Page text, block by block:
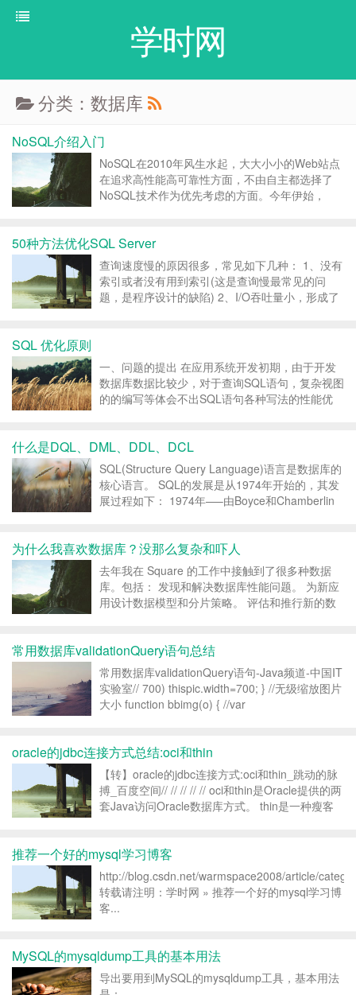
学时网
分类：数据库
NoSQL介绍入门
NoSQL在2010年风生水起，大大小小的Web站点
在追求高性能高可靠性方面，不由自主都选择了
NoSQL技术作为优先考虑的方面。今年伊始，
幸能受邀在InfoQ开辟这样一个关于NoSQ...
50种方法优化SQL Server
查询速度慢的原因很多，常见如下几种： 1、没有
索引或者没有用到索引(这是查询慢最常见的问
题，是程序设计的缺陷) 2、I/O吞吐量小，形成了
量）...
SQL 优化原则
一、问题的提出 在应用系统开发初期，由于开发
数据库数据比较少，对于查询SQL语句，复杂视图
的的编写等体会不出SQL语句各种写法的性能优
系统需要解决的最主要的问题之一。系统优化中一
个很重要的方...
什么是DQL、DML、DDL、DCL
SQL(Structure Query Language)语言是数据库的
核心语言。 SQL的发展是从1974年开始的，其发
展过程如下： 1974年—–由Boyce和Chamberlin
为什么我喜欢数据库？没那么复杂和吓人
去年我在 Square 的工作中接触到了很多种数据
库。包括： 发现和解决数据库性能问题。 为新应
用设计数据模型和分片策略。 评估和推行新的数
每个领域——它的理论和实现都非常复杂，而且
富...
常用数据库validationQuery语句总结
常用数据库validationQuery语句-Java频道-中国IT
实验室// 700) thispic.width=700; } //无级缩放图片
大小 function bbimg(o) { //var
oracle的jdbc连接方式总结:oci和thin
【转】oracle的jdbc连接方式:oci和thin_跳动的脉
搏_百度空间// // // // // oci和thin是Oracle提供的两
套Java访问Oracle数据库方式。 thin是一种瘦客
推荐一个好的mysql学习博客
http://blog.csdn.net/warmspace2008/article/
转载请注明：学时网 » 推荐一个好的mysql学习博
客...
MySQL的mysqldump工具的基本用法
导出要用到MySQL的mysqldump工具，基本用法